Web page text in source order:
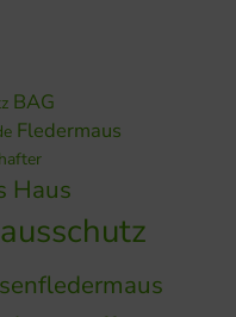
BAG
Fledermaus
Haus